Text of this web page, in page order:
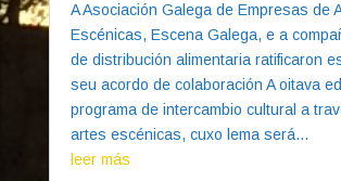
A Asociación Galega de Empresas de
Escénicas, Escena Galega, e a
de distribución alimentaria ratificaron
seu acordo de colaboración A oitava
programa de intercambio cultural a
artes escénicas, cuxo lema será...
leer más